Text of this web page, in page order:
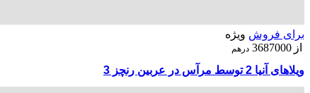
برای فروش ویژه
از 3687000 درهم
ویلاهای آنیا 2 توسط مرآس در عربین رنچز 3